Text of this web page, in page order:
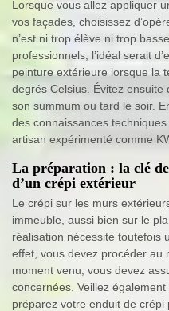
Lorsque vous allez appliquer
vos façades, choisissez
n’est ni trop élève ni trop
professionnels, l’idéal serait
peinture extérieure lorsque la
degrés Celsius. Évitez
son summum ou tard le soir.
des connaissances
artisan expérimenté comme
La préparation : la clé
d’un crépi extérieur
Le crépi sur les murs
immeuble, aussi bien sur le
réalisation nécessite toutefois
effet, vous devez procéder au
moment venu, vous devez
concernées. Veillez
préparez votre enduit de